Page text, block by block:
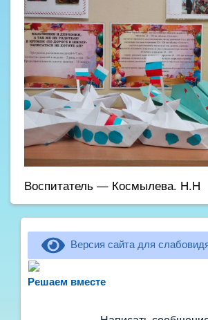
Воспитатель — Космылева. Н.Н
Версия сайта для
Решаем вместерассказать о